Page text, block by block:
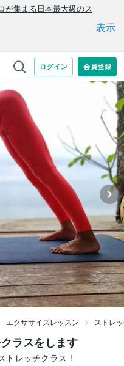
エクササイズレッスン ストレ
ラスをします
トレッチクラス！